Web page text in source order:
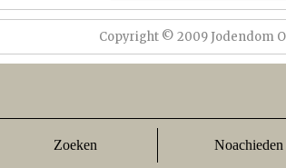
Copyright © 2009 Jodendom
Zoeken